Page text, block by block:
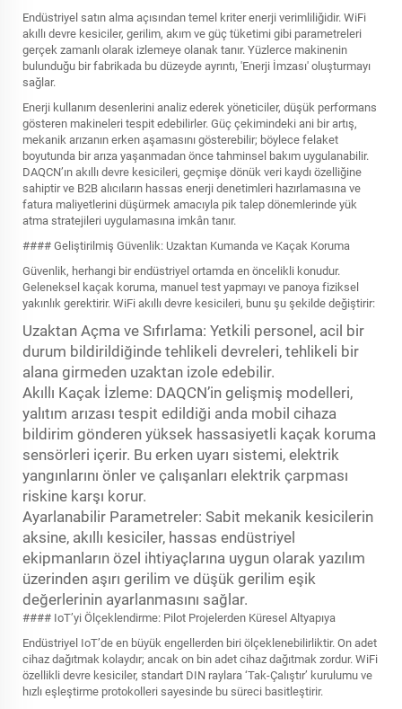
Endüstriyel satın alma açısından temel kriter enerji verimliliğidir. WiFi
akıllı devre kesiciler, gerilim, akım ve güç tüketimi gibi parametreleri
gerçek zamanlı olarak izlemeye olanak tanır. Yüzlerce makinenin
bulunduğu bir fabrikada bu düzeyde ayrıntı, 'Enerji İmzası' oluşturmayı
sağlar.
Enerji kullanım desenlerini analiz ederek yöneticiler, düşük performans
gösteren makineleri tespit edebilirler. Güç çekimindeki ani bir artış,
mekanik arızanın erken aşamasını gösterebilir; böylece felaket
boyutunda bir arıza yaşanmadan önce tahminsel bakım uygulanabilir.
DAQCN’ın akıllı devre kesicileri, geçmişe dönük veri kaydı özelliğine
sahiptir ve B2B alıcıların hassas enerji denetimleri hazırlamasına ve
fatura maliyetlerini düşürmek amacıyla pik talep dönemlerinde yük
atma stratejileri uygulamasına imkân tanır.
#### Geliştirilmiş Güvenlik: Uzaktan Kumanda ve Kaçak Koruma
Güvenlik, herhangi bir endüstriyel ortamda en öncelikli konudur.
Geleneksel kaçak koruma, manuel test yapmayı ve panoya fiziksel
yakınlık gerektirir. WiFi akıllı devre kesicileri, bunu şu şekilde değiştirir:
Uzaktan Açma ve Sıfırlama: Yetkili personel, acil bir
durum bildirildiğinde tehlikeli devreleri, tehlikeli bir
alana girmeden uzaktan izole edebilir.
Akıllı Kaçak İzleme: DAQCN’in gelişmiş modelleri,
yalıtım arızası tespit edildiği anda mobil cihaza
bildirim gönderen yüksek hassasiyetli kaçak koruma
sensörleri içerir. Bu erken uyarı sistemi, elektrik
yangınlarını önler ve çalışanları elektrik çarpması
riskine karşı korur.
Ayarlanabilir Parametreler: Sabit mekanik kesicilerin
aksine, akıllı kesiciler, hassas endüstriyel
ekipmanların özel ihtiyaçlarına uygun olarak yazılım
üzerinden aşırı gerilim ve düşük gerilim eşik
değerlerinin ayarlanmasını sağlar.
#### IoT’yi Ölçeklendirme: Pilot Projelerden Küresel Altyapıya
Endüstriyel IoT’de en büyük engellerden biri ölçeklenebilirliktir. On adet
cihaz dağıtmak kolaydır; ancak on bin adet cihaz dağıtmak zordur. WiFi
özellikli devre kesiciler, standart DIN raylara ‘Tak-Çalıştır’ kurulumu ve
hızlı eşleştirme protokolleri sayesinde bu süreci basitleştirir.